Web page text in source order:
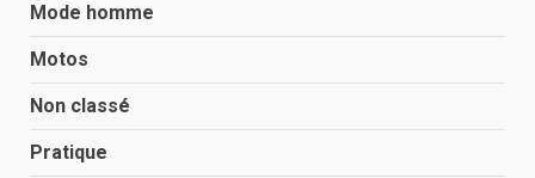
Mode homme
Motos
Non classé
Pratique